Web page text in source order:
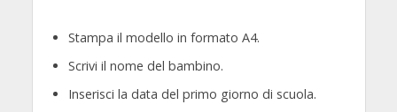
Stampa il modello in formato A4.
Scrivi il nome del bambino.
Inserisci la data del primo giorno di scuola.